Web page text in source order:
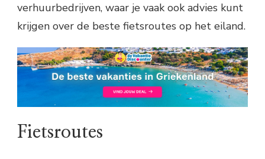
verhuurbedrijven, waar je vaak ook advies kunt
krijgen over de beste fietsroutes op het eiland.
Fietsroutes